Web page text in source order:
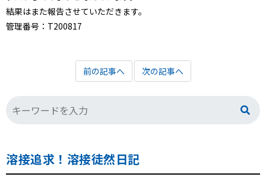
結果はまた報告させていただきます。
管理番号：T200817
前の記事へ 次の記事へ
溶接追求！溶接徒然日記